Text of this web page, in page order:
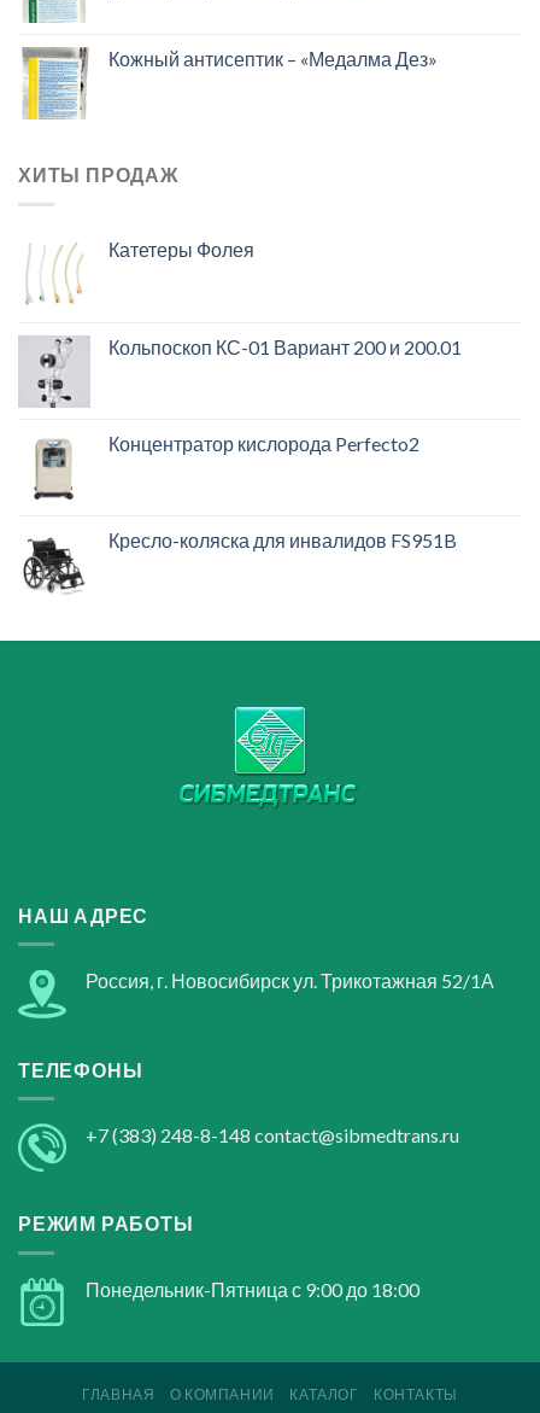
Кожный антисептик – «Медалма Дез»
ХИТЫ ПРОДАЖ
Катетеры Фолея
Кольпоскоп КС-01 Вариант 200 и 200.01
Концентратор кислорода Perfecto2
Кресло-коляска для инвалидов FS951B
НАШ АДРЕС
Россия, г. Новосибирск ул. Трикотажная 52/1А
ТЕЛЕФОНЫ
+7 (383) 248-8-148 contact@sibmedtrans.ru
РЕЖИМ РАБОТЫ
Понедельник-Пятница с 9:00 до 18:00
ГЛАВНАЯ О КОМПАНИИ КАТАЛОГ КОНТАКТЫ